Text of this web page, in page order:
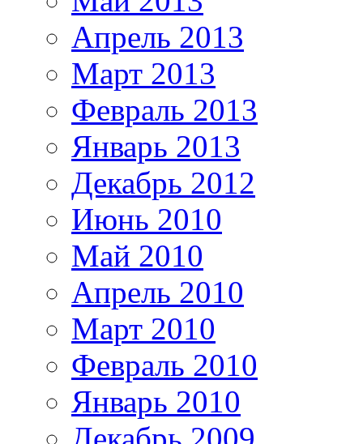
Апрель 2013
Март 2013
Февраль 2013
Январь 2013
Декабрь 2012
Июнь 2010
Май 2010
Апрель 2010
Март 2010
Февраль 2010
Январь 2010